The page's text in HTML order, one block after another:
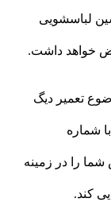
لباسشویی
خواهد داشت.
تعمیر دیگ
شماره
را در زمینه
کند.